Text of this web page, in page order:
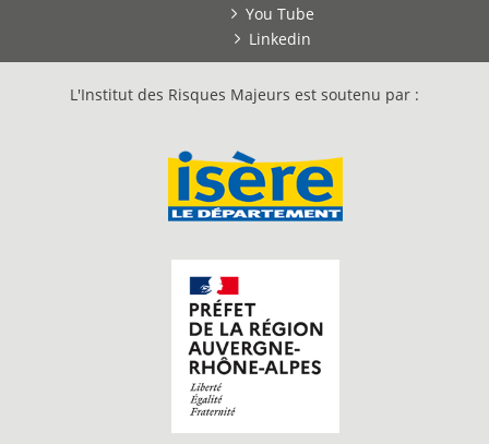
You Tube
Linkedin
L'Institut des Risques Majeurs est soutenu par :